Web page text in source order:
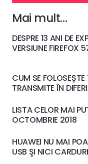
Mai mult…
DESPRE 13 ANI DE
VERSIUNE FIREFOX
CUM SE FOLOSEȘTE
TRANSMITE ÎN
LISTA CELOR MAI
OCTOMBRIE 2018
HUAWEI NU MAI
USB ŞI NICI